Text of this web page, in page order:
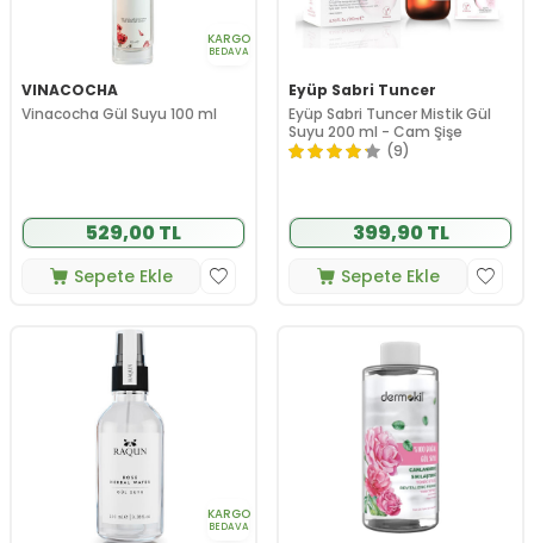
KARGO
BEDAVA
VINACOCHA
Vinacocha Gül Suyu 100 ml
529,00 TL
Sepete Ekle
Eyüp Sabri Tuncer
Eyüp Sabri Tuncer Mistik Gül
Suyu 200 ml - Cam Şişe
(9)
399,90 TL
Sepete Ekle
KARGO
BEDAVA